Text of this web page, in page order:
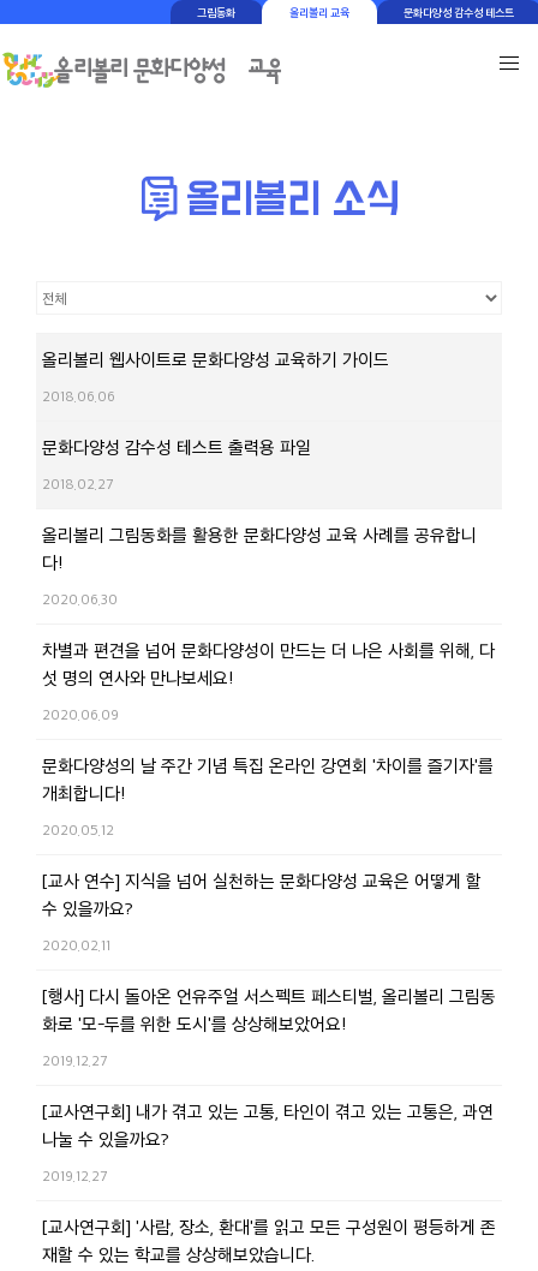
그림동화 올리볼리 교육 문화다양성 감수성 테스트
올리볼리 웹사이트로 문화다양성 교육하기 가이드
2018.06.06
문화다양성 감수성 테스트 출력용 파일
2018.02.27
올리볼리 그림동화를 활용한 문화다양성 교육 사례를 공유합니
다!
2020.06.30
차별과 편견을 넘어 문화다양성이 만드는 더 나은 사회를 위해, 다
섯 명의 연사와 만나보세요!
2020.06.09
문화다양성의 날 주간 기념 특집 온라인 강연회 '차이를 즐기자'를
개최합니다!
2020.05.12
[교사 연수] 지식을 넘어 실천하는 문화다양성 교육은 어떻게 할
수 있을까요?
2020.02.11
[행사] 다시 돌아온 언유주얼 서스펙트 페스티벌, 올리볼리 그림동
화로 '모-두를 위한 도시'를 상상해보았어요!
2019.12.27
[교사연구회] 내가 겪고 있는 고통, 타인이 겪고 있는 고통은, 과연
나눌 수 있을까요?
2019.12.27
[교사연구회] '사람, 장소, 환대'를 읽고 모든 구성원이 평등하게 존
재할 수 있는 학교를 상상해보았습니다.